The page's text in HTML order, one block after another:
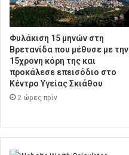
Φυλάκιση 15 μηνών στη
Βρετανίδα που μέθυσε με την
15χρονη κόρη της και
προκάλεσε επεισόδιο στο
Κέντρο Υγείας Σκιάθου
2 ώρες πρίν